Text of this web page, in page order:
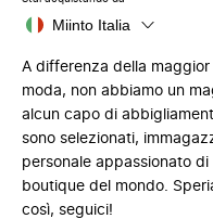
Miinto Italia
A differenza della
moda, non abbiamo un
alcun capo di
sono selezionati,
personale appassionato
boutique del mondo.
così, seguici!